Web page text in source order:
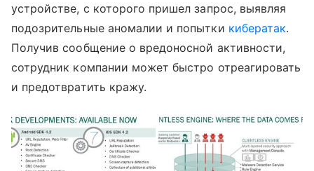
устройстве, с которого пришел запрос, выявляя
подозрительные аномалии и попытки кибератак.
Получив сообщение о вредоносной активности,
сотрудник компании может быстро отреагировать
и предотвратить кражу.